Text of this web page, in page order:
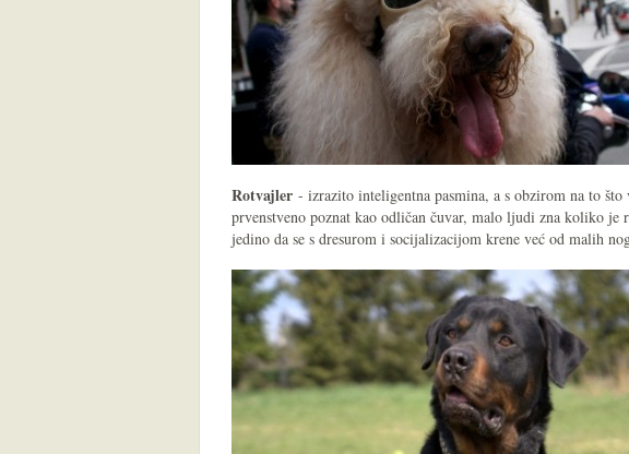
Rotvajler - izrazito inteligentna pasmina, a s obzirom na to
prvenstveno poznat kao odličan čuvar, malo ljudi zna koliko je
jedino da se s dresurom i socijalizacijom krene već od malih